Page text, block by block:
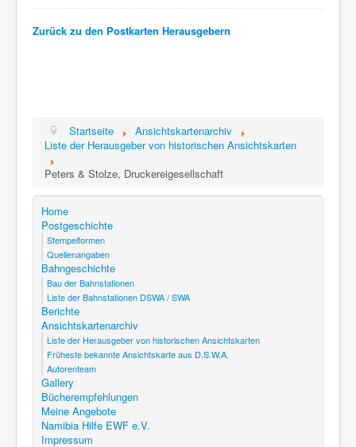
Zurück zu den Postkarten Herausgebern
Startseite
Ansichtskartenarchiv
Liste der Herausgeber von historischen Ansichtskarten
Peters & Stolze, Druckereigesellschaft
Home
Postgeschichte
Stempelformen
Quellenangaben
Bahngeschichte
Bau der Bahnstationen
Liste der Bahnstationen DSWA / SWA
Berichte
Ansichtskartenarchiv
Liste der Herausgeber von historischen Ansichtskarten
Früheste bekannte Ansichtskarte aus D.S.W.A.
Autorenteam
Gallery
Bücherempfehlungen
Meine Angebote
Namibia Hilfe EWF e.V.
Impressum